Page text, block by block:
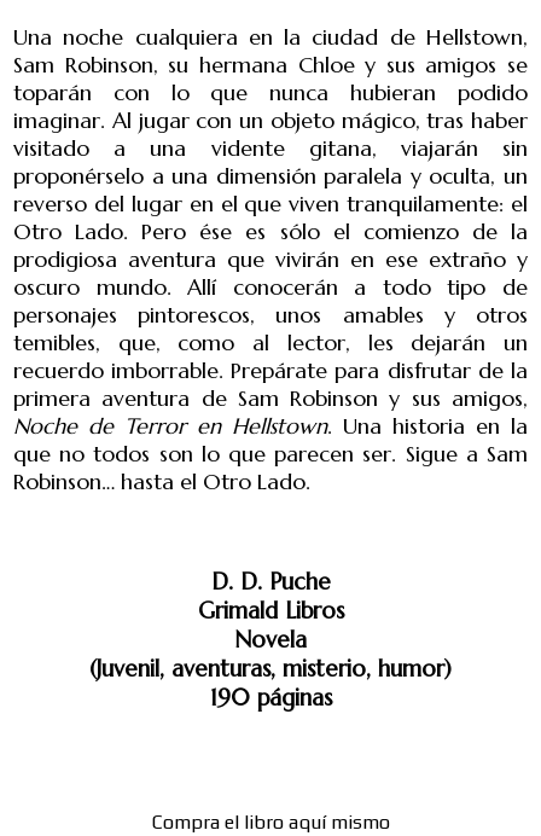
Una noche cualquiera en la ciudad de Hellstown,
Sam Robinson, su hermana Chloe y sus amigos se
toparán con lo que nunca hubieran podido
imaginar. Al jugar con un objeto mágico, tras haber
visitado a una vidente gitana, viajarán sin
proponérselo a una dimensión paralela y oculta, un
reverso del lugar en el que viven tranquilamente: el
Otro Lado. Pero ése es sólo el comienzo de la
prodigiosa aventura que vivirán en ese extraño y
oscuro mundo. Allí conocerán a todo tipo de
personajes pintorescos, unos amables y otros
temibles, que, como al lector, les dejarán un
recuerdo imborrable. Prepárate para disfrutar de la
primera aventura de Sam Robinson y sus amigos,
Noche de Terror en Hellstown. Una historia en la
que no todos son lo que parecen ser. Sigue a Sam
Robinson… hasta el Otro Lado.
D. D. Puche
Grimald Libros
Novela
(Juvenil, aventuras, misterio, humor)
190 páginas
Compra el libro aquí mismo